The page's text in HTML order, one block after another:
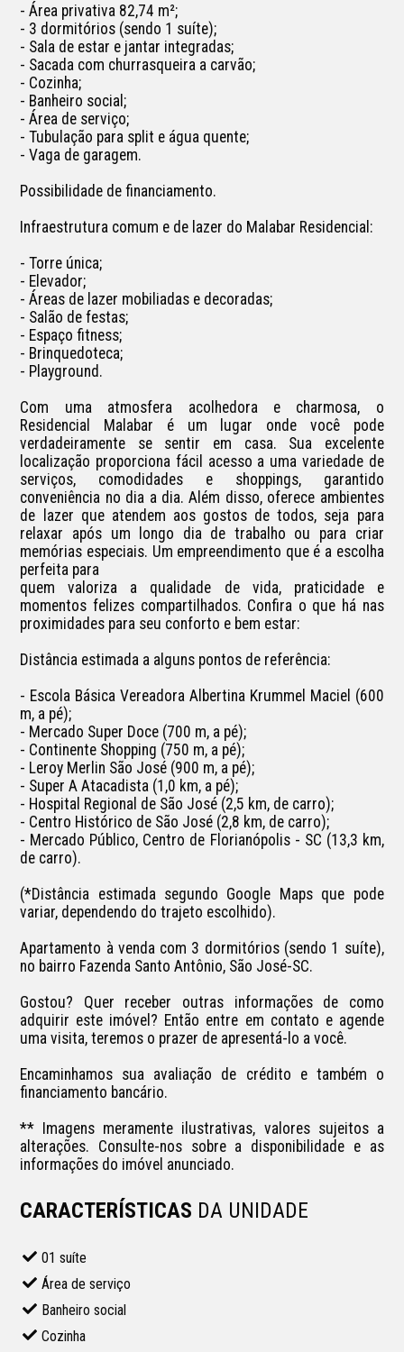
- Área privativa 82,74 m²;
- 3 dormitórios (sendo 1 suíte);
- Sala de estar e jantar integradas;
- Sacada com churrasqueira a carvão;
- Cozinha;
- Banheiro social;
- Área de serviço;
- Tubulação para split e água quente;
- Vaga de garagem.
Possibilidade de financiamento.
Infraestrutura comum e de lazer do Malabar Residencial:
- Torre única;
- Elevador;
- Áreas de lazer mobiliadas e decoradas;
- Salão de festas;
- Espaço fitness;
- Brinquedoteca;
- Playground.
Com uma atmosfera acolhedora e charmosa, o
Residencial Malabar é um lugar onde você pode
verdadeiramente se sentir em casa. Sua excelente
localização proporciona fácil acesso a uma variedade de
serviços, comodidades e shoppings, garantido
conveniência no dia a dia. Além disso, oferece ambientes
de lazer que atendem aos gostos de todos, seja para
relaxar após um longo dia de trabalho ou para criar
memórias especiais. Um empreendimento que é a escolha
perfeita para
quem valoriza a qualidade de vida, praticidade e
momentos felizes compartilhados. Confira o que há nas
proximidades para seu conforto e bem estar:
Distância estimada a alguns pontos de referência:
- Escola Básica Vereadora Albertina Krummel Maciel (600
m, a pé);
- Mercado Super Doce (700 m, a pé);
- Continente Shopping (750 m, a pé);
- Leroy Merlin São José (900 m, a pé);
- Super A Atacadista (1,0 km, a pé);
- Hospital Regional de São José (2,5 km, de carro);
- Centro Histórico de São José (2,8 km, de carro);
- Mercado Público, Centro de Florianópolis - SC (13,3 km,
de carro).
(*Distância estimada segundo Google Maps que pode
variar, dependendo do trajeto escolhido).
Apartamento à venda com 3 dormitórios (sendo 1 suíte),
no bairro Fazenda Santo Antônio, São José-SC.
Gostou? Quer receber outras informações de como
adquirir este imóvel? Então entre em contato e agende
uma visita, teremos o prazer de apresentá-lo a você.
Encaminhamos sua avaliação de crédito e também o
financiamento bancário.
** Imagens meramente ilustrativas, valores sujeitos a
alterações. Consulte-nos sobre a disponibilidade e as
informações do imóvel anunciado.
CARACTERÍSTICAS DA UNIDADE
01 suíte
Área de serviço
Banheiro social
Cozinha